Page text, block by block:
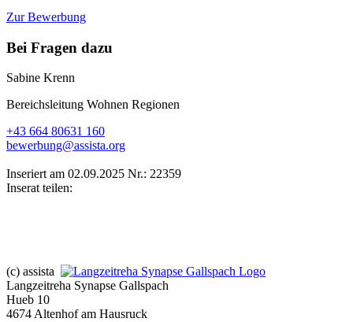
Zur Bewerbung
Bei Fragen dazu
Sabine Krenn
Bereichsleitung Wohnen Regionen
+43 664 80631 160
bewerbung@assista.org
Inseriert am 02.09.2025 Nr.: 22359
Inserat teilen:
(c) assista
Langzeitreha Synapse Gallspach
Hueb 10
4674 Altenhof am Hausruck